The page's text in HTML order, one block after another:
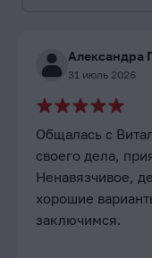
Александра
31 июль 2026
Общалась с
своего дела,
Ненавязчивое,
хорошие
заключимся.